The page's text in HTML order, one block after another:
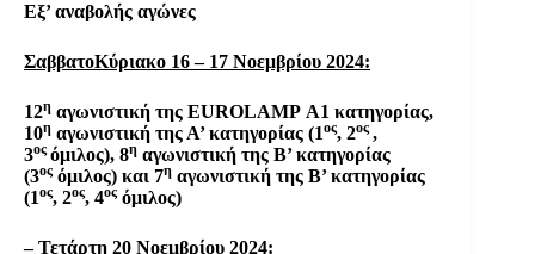
Εξ’ αναβολής αγώνες
ΣαββατοΚύριακο 16 – 17 Νοεμβρίου 2024:
12η αγωνιστική της EUROLAMP Α1 κατηγορίας,
10η αγωνιστική της Α’ κατηγορίας (1ος, 2ος ,
3ος όμιλος), 8η αγωνιστική της Β’ κατηγορίας
(3ος όμιλος) και 7η αγωνιστική της Β’ κατηγορίας
(1ος, 2ος, 4ος όμιλος)
– Τετάρτη 20 Νοεμβρίου 2024: